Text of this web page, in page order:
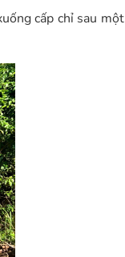
cấp chỉ sau một